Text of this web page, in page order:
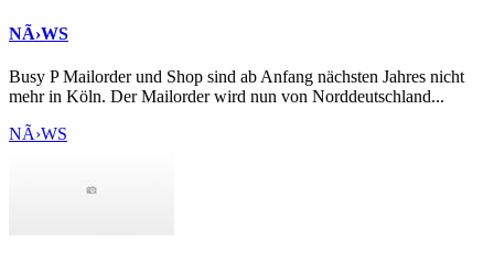
NÃ›WS
Busy P Mailorder und Shop sind ab Anfang nächsten Jahres nicht
mehr in Köln. Der Mailorder wird nun von Norddeutschland...
NÃ›WS